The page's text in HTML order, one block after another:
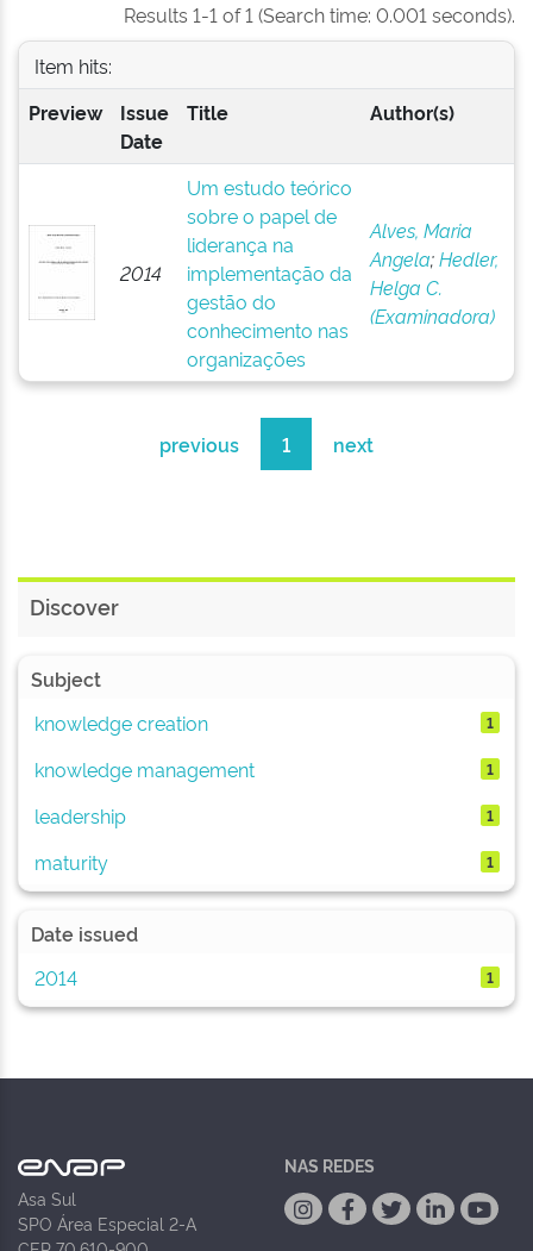
Results 1-1 of 1 (Search time: 0.001 seconds).
Item hits:
Preview
Issue
Date
Title Author(s)
2014
Um estudo teórico
sobre o papel de
liderança na
implementação da
gestão do
conhecimento nas
organizações
Alves, Maria
Angela;Hedler,
Helga C.
(Examinadora)
previous 1 next
Discover
Subject
knowledge creation
1
knowledge management 1
leadership 1
maturity 1
Date issued
2014
1
Asa Sul
SPO Área Especial 2-A
NAS REDES